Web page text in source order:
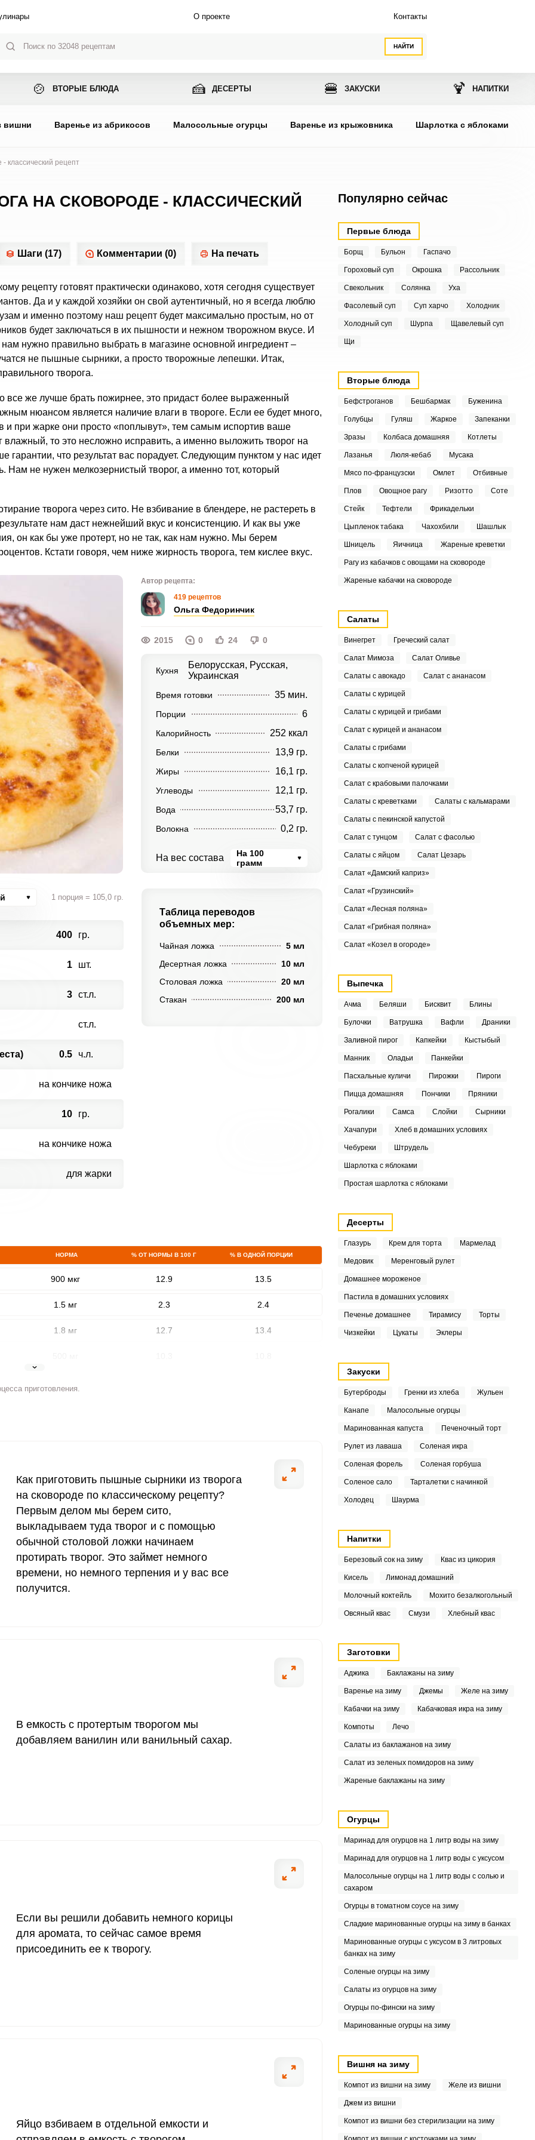
НАЙТИ
О проекте Контакты
🍲 ВТОРЫЕ БЛЮДА 🍰 ДЕСЕРТЫ 🍔 ЗАКУСКИ 🍹 НАПИТКИ
вишни Варенье из абрикосов Малосольные огурцы Варенье из крыжовника Шарлотка с яблоками
классический рецепт
НА СКОВОРОДЕ - КЛАССИЧЕСКИЙ
Шаги (17) Комментарии (0) На печать
рецепту готовят практически одинаково, хотя сегодня существует
Да и у каждой хозяйки он свой аутентичный, но я всегда люблю
и именно поэтому наш рецепт будет максимально простым, но от
будет заключаться в их пышности и нежном творожном вкусе. И
нужно правильно выбрать в магазине основной ингредиент –
не пышные сырники, а просто творожные лепешки. Итак,
творога.
все же лучше брать пожирнее, это придаст более выраженный
нюансом является наличие влаги в твороге. Если ее будет много,
и при жарке они просто «поплывут», тем самым испортив ваше
влажный, то это несложно исправить, а именно выложить творог на
что результат вас порадует. Следующим пунктом у нас идет
Нам не нужен мелкозернистый творог, а именно тот, который
творога через сито. Не взбивание в блендере, не растереть в
нам даст нежнейший вкус и консистенцию. И как вы уже
он как бы уже протерт, но не так, как нам нужно. Мы берем
Кстати говоря, чем ниже жирность творога, тем кислее вкус.
Автор рецепта:
419 рецептов
Ольга Федоринчик
2015 0 24 0
Кухня
Белорусская, Русская,
Украинская
Время готовки 35 мин.
Порции 6
Калорийность 252 ккал
Белки 13,9 гр.
Жиры 16,1 гр.
Углеводы 12,1 гр.
Вода 53,7 гр.
Волокна 0,2 гр.
На вес состава
На 100
грамм
1 порция = 105,0 гр.
400 гр.
1 шт.
3 ст.л.
ст.л.
0.5 ч.л.
на кончике ножа
10 гр.
на кончике ножа
для жарки
Таблица переводов
объемных мер:
Чайная ложка
5 мл
Десертная ложка
10 мл
Столовая ложка
20 мл
Стакан
200 мл
НОРМА % ОТ НОРМЫ В 100 Г % В ОДНОЙ ПОРЦИИ
900 мкг 12.9 13.5
1.5 мг 2.3 2.4
1.8 мг 12.7 13.4
90 мкг 1
10 мкг 3.6
15 мг
50 мг 10
120 мкг
1300 мг 32.7
10 мкг 15.6
70 мкг
50 мкг 3.2
приготовления.
Как приготовить пышные сырники из творога
на сковороде по классическому рецепту?
Первым делом мы берем сито,
выкладываем туда творог и с помощью
обычной столовой ложки начинаем
протирать творог. Это займет немного
времени, но немного терпения и у вас все
получится.
В емкость с протертым творогом мы
добавляем ванилин или ванильный сахар.
Если вы решили добавить немного корицы
для аромата, то сейчас самое время
присоединить ее к творогу.
Яйцо взбиваем в отдельной емкости и
Популярно сейчас
Первые блюда
Борщ Бульон Гаспачо
Гороховый суп Окрошка Рассольник
Свекольник Солянка Уха
Фасолевый суп Суп харчо Холодник
Холодный суп Шурпа Щавелевый суп
Щи
Вторые блюда
Бефстроганов Бешбармак Буженина
Голубцы Гуляш Жаркое Запеканки
Зразы Колбаса домашняя Котлеты
Лазанья Люля-кебаб Мусака
Мясо по-французски Омлет Отбивные
Плов Овощное рагу Ризотто Соте
Стейк Тефтели Фрикадельки
Цыпленок табака Чахохбили Шашлык
Шницель Яичница Жареные креветки
Рагу из кабачков с овощами на сковороде
Жареные кабачки на сковороде
Салаты
Винегрет Греческий салат
Салат Мимоза Салат Оливье
Салаты с авокадо Салат с ананасом
Салаты с курицей
Салаты с курицей и грибами
Салат с курицей и ананасом
Салаты с грибами
Салаты с копченой курицей
Салат с крабовыми палочками
Салаты с креветками Салаты с кальмарами
Салаты с пекинской капустой
Салат с тунцом Салат с фасолью
Салаты с яйцом Салат Цезарь
Салат «Дамский каприз»
Салат «Грузинский»
Салат «Лесная поляна»
Салат «Грибная поляна»
Салат «Козел в огороде»
Выпечка
Ачма Беляши Бисквит Блины
Булочки Ватрушка Вафли Драники
Заливной пирог Капкейки Кыстыбый
Манник Оладьи Панкейки
Пасхальные куличи Пирожки Пироги
Пицца домашняя Пончики Пряники
Рогалики Самса Слойки Сырники
Хачапури Хлеб в домашних условиях
Чебуреки Штрудель
Шарлотка с яблоками
Простая шарлотка с яблоками
Десерты
Глазурь Крем для торта Мармелад
Медовик Меренговый рулет
Домашнее мороженое
Пастила в домашних условиях
Печенье домашнее Тирамису Торты
Чизкейки Цукаты Эклеры
Закуски
Бутерброды Гренки из хлеба Жульен
Канапе Малосольные огурцы
Маринованная капуста Печеночный торт
Рулет из лаваша Соленая икра
Соленая форель Соленая горбуша
Соленое сало Тарталетки с начинкой
Холодец Шаурма
Напитки
Березовый сок на зиму Квас из цикория
Кисель Лимонад домашний
Молочный коктейль Мохито безалкогольный
Овсяный квас Смузи Хлебный квас
Заготовки
Аджика Баклажаны на зиму
Варенье на зиму Джемы Желе на зиму
Кабачки на зиму Кабачковая икра на зиму
Компоты Лечо
Салаты из баклажанов на зиму
Салат из зеленых помидоров на зиму
Жареные баклажаны на зиму
Огурцы
Маринад для огурцов на 1 литр воды на зиму
Маринад для огурцов на 1 литр воды с уксусом
Малосольные огурцы на 1 литр воды с солью и
сахаром
Огурцы в томатном соусе на зиму
Сладкие маринованные огурцы на зиму в банках
Маринованные огурцы с уксусом в 3 литровых
банках на зиму
Соленые огурцы на зиму
Салаты из огурцов на зиму
Огурцы по-фински на зиму
Маринованные огурцы на зиму
Вишня на зиму
Компот из вишни на зиму Желе из вишни
Джем из вишни
Компот из вишни без стерилизации на зиму
с помощью социальных сетей:
из творога на сковороде по классическому рецепту? Первым делом
туда творог и с помощью обычной столовой ложки начинаем протирать
времени, но немного терпения и у вас все получится.
ШАГ
2 ИЗ 17
с